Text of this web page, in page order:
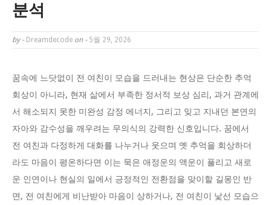
분석
by - Dreamdecode on - 5월 29, 2026
꿈속에 느닷없이 전 여친이 모습을 드러내는 현상은 단순한 추억
회상이 아니라, 현재 삶에서 부족한 정서적 보상 심리, 과거 관계에
서 해소되지 못한 미완성 감정 에너지, 그리고 잊고 지내던 본연의
자아와 감수성을 깨우려는 무의식의 강력한 신호입니다. 꿈에서
전 여친과 다정하게 대화를 나누거나 웃으며 옛 추억을 회상하더
라도 마음이 평온하다면 이는 묵은 애정운의 액운이 풀리고 새로
운 인연이나 현실의 일에서 긍정적인 전환점을 맞이할 길몽인 반
면, 전 여친에게 비난받아 마음이 상하거나, 전 여친이 낯선 모습으